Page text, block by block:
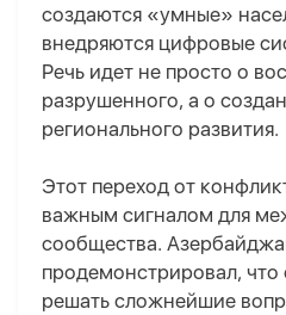
создаются «умные»
внедряются цифровые
Речь идет не просто о
разрушенного, а о
регионального развития.
Этот переход от
важным сигналом для
сообщества.
продемонстрировал, что
решать сложнейшие